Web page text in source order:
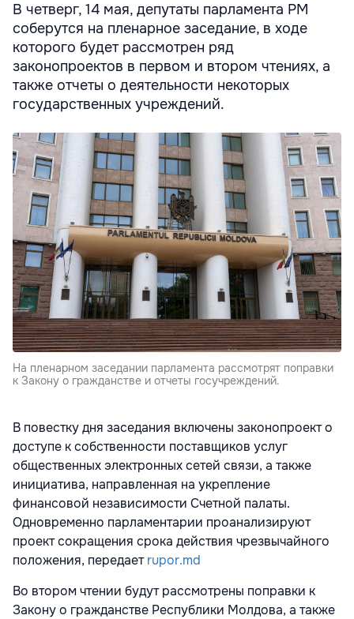
В четверг, 14 мая, депутаты парламента РМ
соберутся на пленарное заседание, в ходе
которого будет рассмотрен ряд
законопроектов в первом и втором чтениях, а
также отчеты о деятельности некоторых
государственных учреждений.
На пленарном заседании парламента рассмотрят поправки
к Закону о гражданстве и отчеты госучреждений.
В повестку дня заседания включены законопроект о
доступе к собственности поставщиков услуг
общественных электронных сетей связи, а также
инициатива, направленная на укрепление
финансовой независимости Счетной палаты.
Одновременно парламентарии проанализируют
проект сокращения срока действия чрезвычайного
положения, передаетrupor.md
Во втором чтении будут рассмотрены поправки к
Закону о гражданстве Республики Молдова, а также